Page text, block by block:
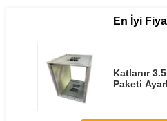
En İyi
Katlanır
Paketi